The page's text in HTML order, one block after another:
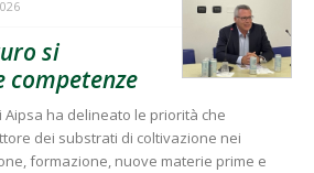
si
competenze
ha delineato le priorità che
dei substrati di coltivazione nei
formazione, nuove materie prime e